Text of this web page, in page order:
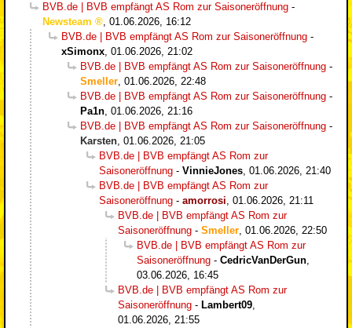
BVB.de | BVB empfängt AS Rom zur Saisoneröffnung -
Newsteam
, 01.06.2026, 16:12
BVB.de | BVB empfängt AS Rom zur Saisoneröffnung -
xSimonx, 01.06.2026, 21:02
BVB.de | BVB empfängt AS Rom zur Saisoneröffnung -
Smeller, 01.06.2026, 22:48
BVB.de | BVB empfängt AS Rom zur Saisoneröffnung -
Pa1n, 01.06.2026, 21:16
BVB.de | BVB empfängt AS Rom zur Saisoneröffnung -
Karsten, 01.06.2026, 21:05
BVB.de | BVB empfängt AS Rom zur
Saisoneröffnung - VinnieJones, 01.06.2026, 21:40
BVB.de | BVB empfängt AS Rom zur
Saisoneröffnung - amorrosi, 01.06.2026, 21:11
BVB.de | BVB empfängt AS Rom zur
Saisoneröffnung - Smeller, 01.06.2026, 22:50
BVB.de | BVB empfängt AS Rom zur
Saisoneröffnung - CedricVanDerGun,
03.06.2026, 16:45
BVB.de | BVB empfängt AS Rom zur
Saisoneröffnung - Lambert09,
01.06.2026, 21:55